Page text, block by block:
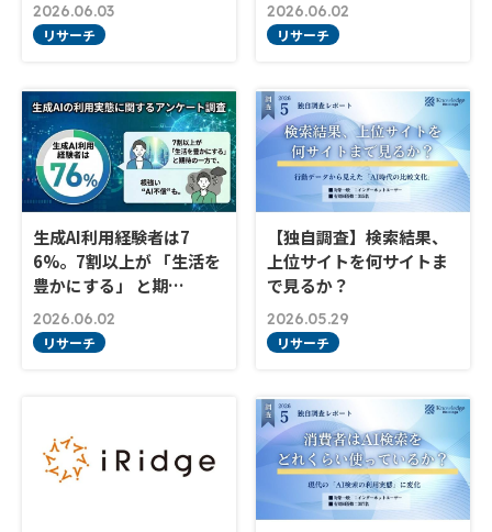
2026.06.03
リサーチ
2026.06.02
リサーチ
生成AI利用経験者は7
6%。7割以上が 「生活を
豊かにする」 と期…
2026.06.02
リサーチ
【独自調査】検索結果、
上位サイトを何サイトま
で見るか？
2026.05.29
リサーチ